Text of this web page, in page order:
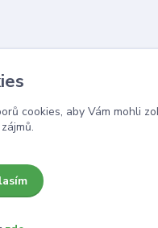
cookies, aby Vám mohli